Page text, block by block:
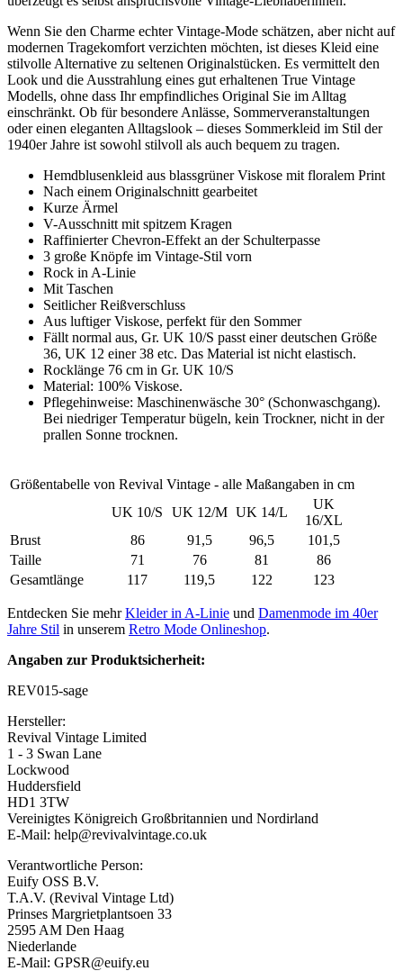
Wenn Sie den Charme echter Vintage-Mode schätzen, aber nicht auf
modernen Tragekomfort verzichten möchten, ist dieses Kleid eine
stilvolle Alternative zu seltenen Originalstücken. Es vermittelt den
Look und die Ausstrahlung eines gut erhaltenen True Vintage
Modells, ohne dass Ihr empfindliches Original Sie im Alltag
einschränkt. Ob für besondere Anlässe, Sommerveranstaltungen
oder einen eleganten Alltagslook – dieses Sommerkleid im Stil der
1940er Jahre ist sowohl stilvoll als auch bequem zu tragen.
Hemdblusenkleid aus blassgrüner Viskose mit floralem Print
Nach einem Originalschnitt gearbeitet
Kurze Ärmel
V-Ausschnitt mit spitzem Kragen
Raffinierter Chevron-Effekt an der Schulterpasse
3 große Knöpfe im Vintage-Stil vorn
Rock in A-Linie
Mit Taschen
Seitlicher Reißverschluss
Aus luftiger Viskose, perfekt für den Sommer
Fällt normal aus, Gr. UK 10/S passt einer deutschen Größe
36, UK 12 einer 38 etc. Das Material ist nicht elastisch.
Rocklänge 76 cm in Gr. UK 10/S
Material: 100% Viskose.
Pflegehinweise: Maschinenwäsche 30° (Schonwaschgang).
Bei niedriger Temperatur bügeln, kein Trockner, nicht in der
prallen Sonne trocknen.
Größentabelle von Revival Vintage - alle Maßangaben in cm
UK 10/S
UK 12/M UK 14/L
UK
16/XL
Brust
86 91,5 96,5
101,5
Taille
71 76 81
86
Gesamtlänge
117 119,5 122 123
Entdecken Sie mehrKleider in A-Linie und Damenmode im 40er
Jahre Stil in unserem Retro Mode Onlineshop.
Angaben zur Produktsicherheit:
REV015-sage
Hersteller:
Revival Vintage Limited
1 - 3 Swan Lane
Lockwood
Huddersfield
HD1 3TW
Vereinigtes Königreich Großbritannien und Nordirland
E-Mail: help@revivalvintage.co.uk
Verantwortliche Person:
Euify OSS B.V.
T.A.V. (Revival Vintage Ltd)
Prinses Margrietplantsoen 33
2595 AM Den Haag
Niederlande
E-Mail: GPSR@euify.eu